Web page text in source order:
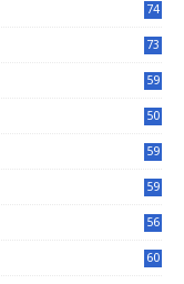
74
73
59
50
59
59
56
60